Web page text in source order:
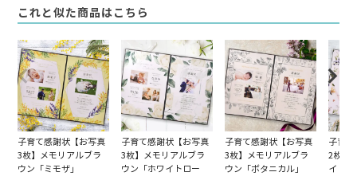
これと似た商品はこちら
子育て感謝状【お写真
3枚】メモリアルブラ
ウン「ミモザ」
子育て感謝状【お写真
3枚】メモリアルブラ
ウン「ホワイトロー
子育て感謝状【お写真
3枚】メモリアルブラ
ウン「ボタニカル」
子育
2枚】
イト